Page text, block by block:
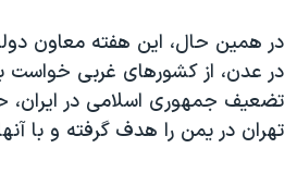
در همین حال، این هفته معاون
در عدن، از کشورهای غربی خواست
تضعیف جمهوری اسلامی در
تهران در یمن را هدف گرفته و با